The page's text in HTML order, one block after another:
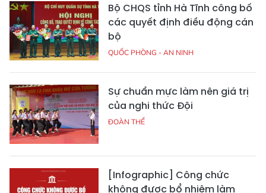
Bộ CHQS tỉnh Hà Tĩnh công bố
các quyết định điều động cán
bộ
QUỐC PHÒNG - AN NINH
Sự chuẩn mực làm nên giá trị
của nghi thức Đội
ĐOÀN THỂ
[Infographic] Công chức
không được bổ nhiệm làm